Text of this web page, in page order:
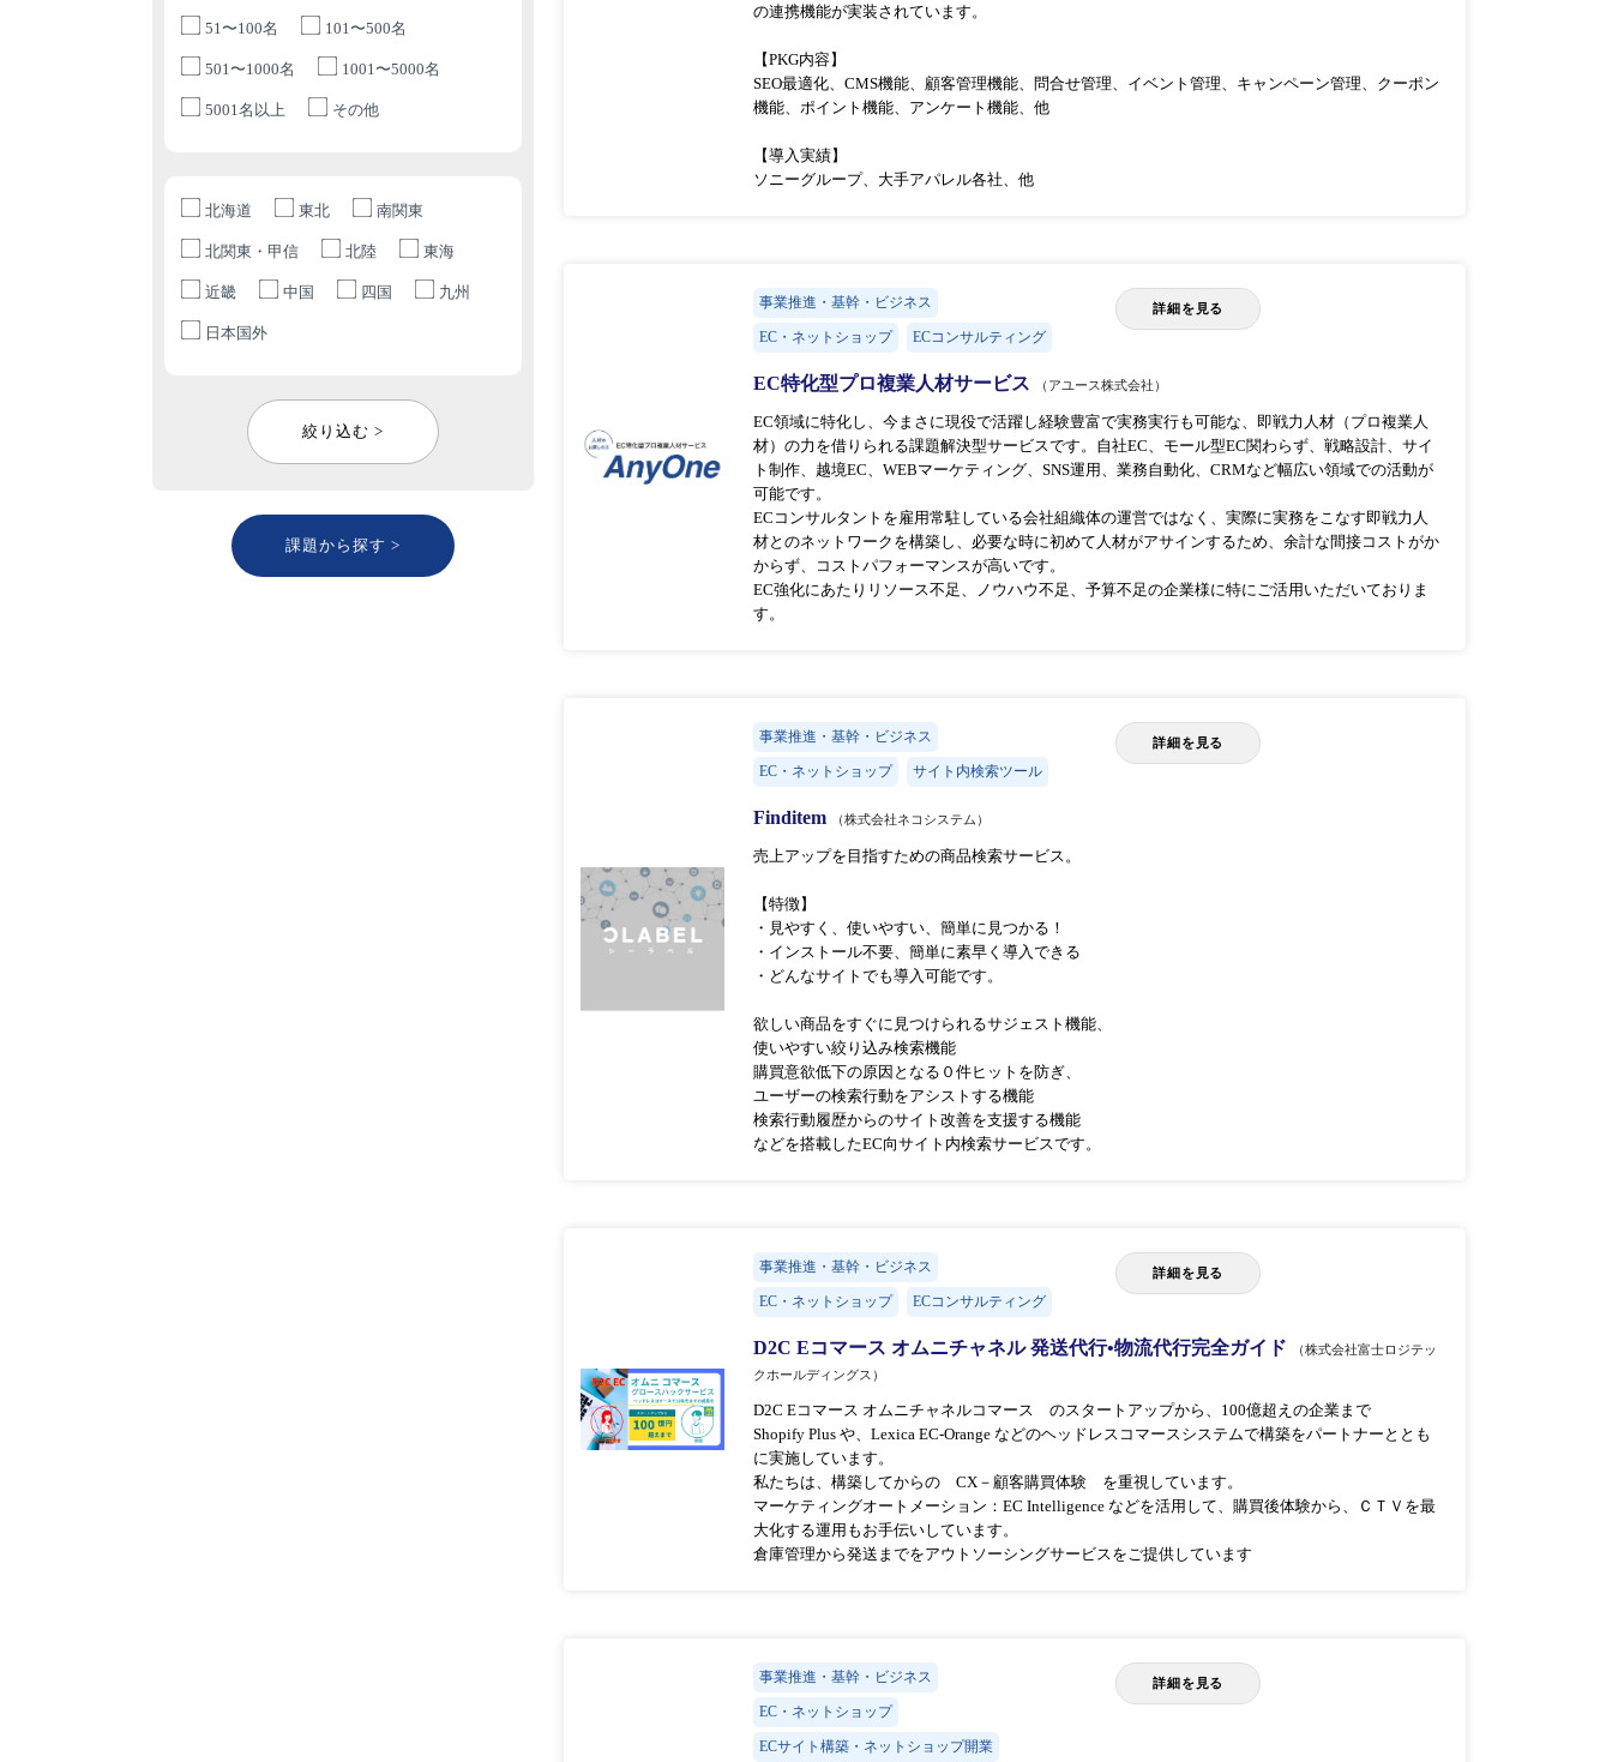
51〜100名 101〜500名
501〜1000名 1001〜5000名
5001名以上 その他
北海道 東北 南関東
北関東・甲信 北陸 東海
近畿 中国 四国 九州
日本国外
絞り込む >
課題から探す >
の連携機能が実装されています。
【PKG内容】
SEO最適化、CMS機能、顧客管理機能、問合せ管理、イベント管理、キャンペーン管理、クーポン
機能、ポイント機能、アンケート機能、他
【導入実績】
ソニーグループ、大手アパレル各社、他
事業推進・基幹・ビジネス
EC・ネットショップ ECコンサルティング
詳細を見る
EC特化型プロ複業人材サービス （アユース株式会社）
EC領域に特化し、今まさに現役で活躍し経験豊富で実務実行も可能な、即戦力人材（プロ複業人
材）の力を借りられる課題解決型サービスです。自社EC、モール型EC関わらず、戦略設計、サイ
ト制作、越境EC、WEBマーケティング、SNS運用、業務自動化、CRMなど幅広い領域での活動が
可能です。
ECコンサルタントを雇用常駐している会社組織体の運営ではなく、実際に実務をこなす即戦力人
材とのネットワークを構築し、必要な時に初めて人材がアサインするため、余計な間接コストがか
からず、コストパフォーマンスが高いです。
EC強化にあたりリソース不足、ノウハウ不足、予算不足の企業様に特にご活用いただいておりま
す。
事業推進・基幹・ビジネス
EC・ネットショップ サイト内検索ツール
詳細を見る
Finditem （株式会社ネコシステム）
売上アップを目指すための商品検索サービス。
【特徴】
・見やすく、使いやすい、簡単に見つかる！
・インストール不要、簡単に素早く導入できる
・どんなサイトでも導入可能です。
欲しい商品をすぐに見つけられるサジェスト機能、
使いやすい絞り込み検索機能
購買意欲低下の原因となる０件ヒットを防ぎ、
ユーザーの検索行動をアシストする機能
検索行動履歴からのサイト改善を支援する機能
などを搭載したEC向サイト内検索サービスです。
事業推進・基幹・ビジネス
EC・ネットショップ ECコンサルティング
詳細を見る
D2C Eコマース オムニチャネル 発送代行•物流代行完全ガイド
（株式会社富士ロジテッ
クホールディングス）
D2C Eコマース オムニチャネルコマース のスタートアップから、100億超えの企業まで
Shopify Plus や、Lexica EC-Orange などのヘッドレスコマースシステムで構築をパートナーととも
に実施しています。
私たちは、構築してからの CX－顧客購買体験 を重視しています。
マーケティングオートメーション：EC Intelligence などを活用して、購買後体験から、ＣＴＶを最
大化する運用もお手伝いしています。
倉庫管理から発送までをアウトソーシングサービスをご提供しています
事業推進・基幹・ビジネス
EC・ネットショップ
ECサイト構築・ネットショップ開業
詳細を見る